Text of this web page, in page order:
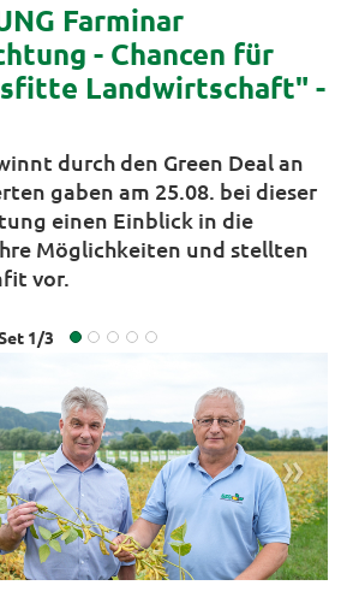
Farminar
- Chancen für
Landwirtschaft" -
durch den Green Deal an
gaben am 25.08. bei dieser
einen Einblick in die
Möglichkeiten und stellten
vor.
1/3
»